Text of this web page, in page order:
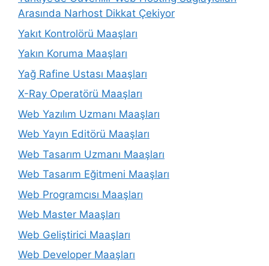
Arasında Narhost Dikkat Çekiyor
Yakıt Kontrolörü Maaşları
Yakın Koruma Maaşları
Yağ Rafine Ustası Maaşları
X-Ray Operatörü Maaşları
Web Yazılım Uzmanı Maaşları
Web Yayın Editörü Maaşları
Web Tasarım Uzmanı Maaşları
Web Tasarım Eğitmeni Maaşları
Web Programcısı Maaşları
Web Master Maaşları
Web Geliştirici Maaşları
Web Developer Maaşları